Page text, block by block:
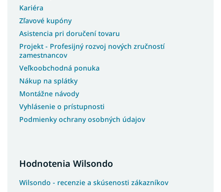
Vysoké postele pre seniorov
Kariéra
Zľavové kupóny
Asistencia pri doručení tovaru
Projekt - Profesijný rozvoj nových zručností
zamestnancov
Veľkoobchodná ponuka
Nákup na splátky
Montážne návody
Vyhlásenie o prístupnosti
Podmienky ochrany osobných údajov
Hodnotenia Wilsondo
Wilsondo - recenzie a skúsenosti zákazníkov